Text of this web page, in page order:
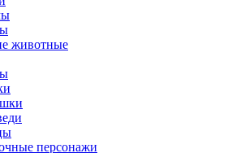
животные
персонажи